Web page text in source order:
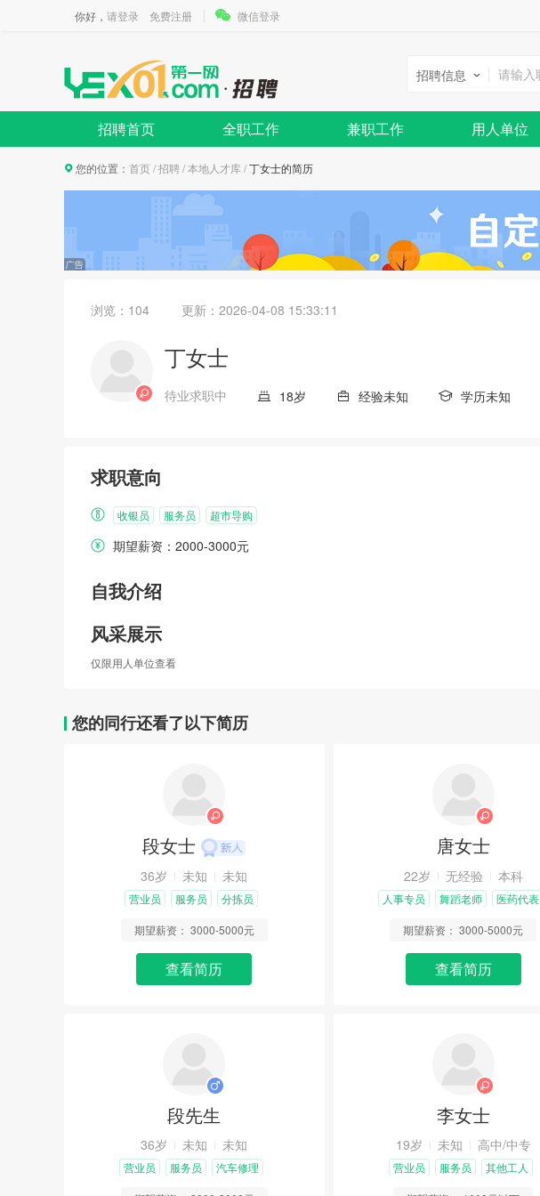
你好， 请登录 免费注册 微信登录
招聘信息
招聘首页 全职工作 兼职工作 用人单位
您的位置： 首页/招聘/本地人才库/丁女士的简历
浏览：104 更新： 2026-04-08 15:33:11
丁女士
待业求职中 18岁 经验未知 学历未知
求职意向
收银员 服务员 超市导购
期望薪资：2000-3000元
自我介绍
风采展示
仅限用人单位查看
您的同行还看了以下简历
段女士
36岁 未知 未知
营业员 服务员 分拣员
期望薪资： 3000-5000元
查看简历
唐女士
22岁 无经验 本科
人事专员 舞蹈老师 医药代表
期望薪资：3000-5000元
查看简历
段先生
36岁 未知 未知
营业员 服务员 汽车修理
李女士
19岁 未知 高中/中专
营业员 服务员 其他工人